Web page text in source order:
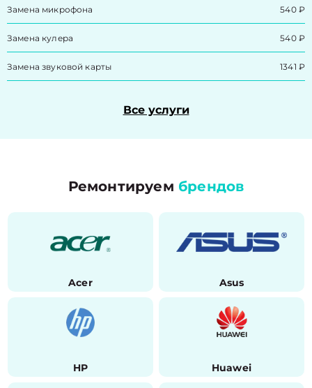
Замена микрофона 540 ₽
Замена кулера 540 ₽
Замена звуковой карты 1341 ₽
Все услуги
Ремонтируем брендов
Acer Asus
HP Huawei